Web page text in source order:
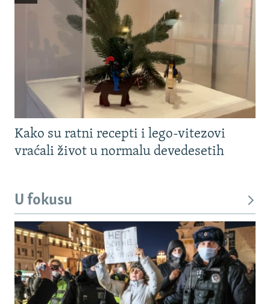
Kako su ratni recepti i lego-vitezovi
vraćali život u normalu devedesetih
U fokusu